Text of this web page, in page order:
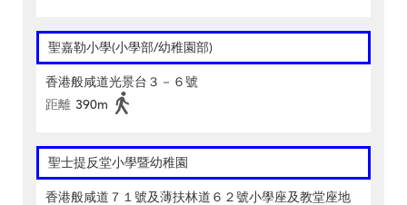
聖嘉勒小學(小學部/幼稚園部)
香港般咸道光景台３－６號
距離 390m
聖士提反堂小學暨幼稚園
香港般咸道７１號及薄扶林道６２號小學座及教堂座地